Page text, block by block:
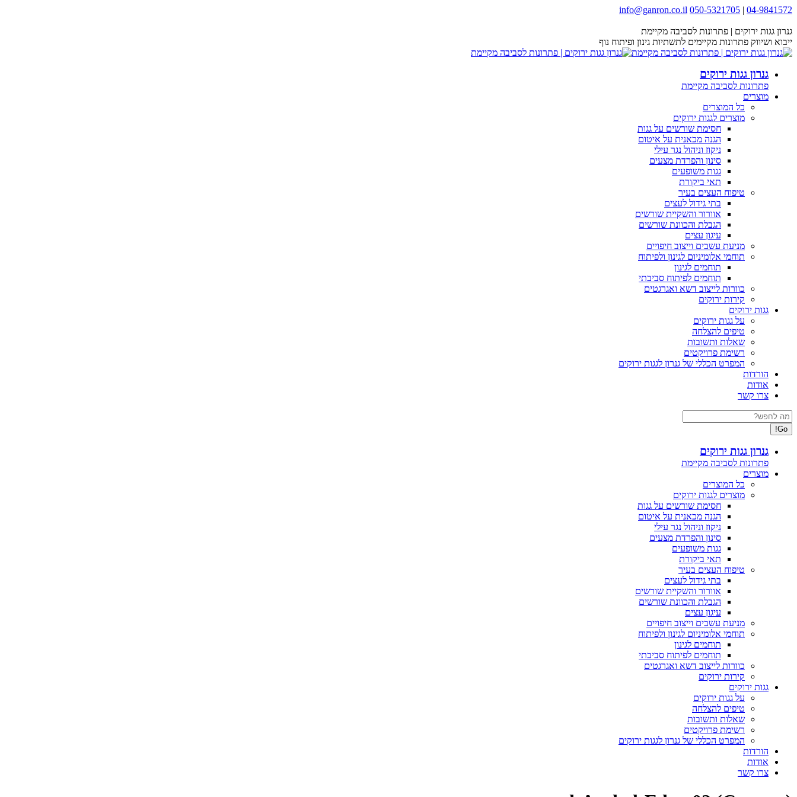
Skip
content
04-9841572
|
050-5321705
info@ganron.co.il
page
opens
in
window
page
opens
in
window
page
opens
in
window
page
opens
in
window
גנרון גגות ירוקים | פתרונות לסביבה מקיימת
ייבוא ושיווק פתרונות מקיימים לתשתיות גינון ופיתוח נוף
גנרון גגות ירוקים
פתרונות לסביבה מקיימת
מוצרים
כל המוצרים
מוצרים לגגות ירוקים
חסימת שורשים על גגות
הגנה מכאנית על איטום
ניקוז וניהול נגר עילי
סינון והפרדת מצעים
גגות משופעים
תאי ביקורת
טיפוח העצים בעיר
בתי גידול לעצים
אוורור והשקיית שורשים
הגבלת והכוונת שורשים
עיגון עצים
מניעת עשבים וייצוב חיפויים
תוחמי אלומיניום לגינון ולפיתוח
תוחמים לגינון
תוחמים לפיתוח סביבתי
כוורות לייצוב דשא ואגרגטים
קירות ירוקים
גגות ירוקים
על גגות ירוקים
טיפים להצלחה
שאלות ותשובות
רשימת פרויקטים
המפרט הכללי של גנרון לגגות ירוקים
הורדות
אודות
צרו קשר
Search:
גנרון גגות ירוקים
פתרונות לסביבה מקיימת
מוצרים
כל המוצרים
מוצרים לגגות ירוקים
חסימת שורשים על גגות
הגנה מכאנית על איטום
ניקוז וניהול נגר עילי
סינון והפרדת מצעים
גגות משופעים
תאי ביקורת
טיפוח העצים בעיר
בתי גידול לעצים
אוורור והשקיית שורשים
הגבלת והכוונת שורשים
עיגון עצים
מניעת עשבים וייצוב חיפויים
תוחמי אלומיניום לגינון ולפיתוח
תוחמים לגינון
תוחמים לפיתוח סביבתי
כוורות לייצוב דשא ואגרגטים
קירות ירוקים
גגות ירוקים
על גגות ירוקים
טיפים להצלחה
שאלות ותשובות
רשימת פרויקטים
המפרט הכללי של גנרון לגגות ירוקים
הורדות
אודות
צרו קשר